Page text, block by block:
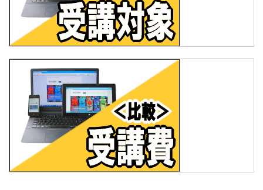
ネット塾/ネット教材